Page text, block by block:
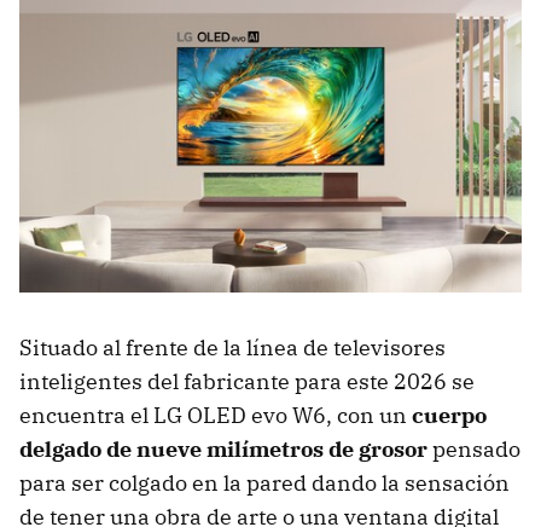
Situado al frente de la línea de televisores
inteligentes del fabricante para este 2026 se
encuentra el LG OLED evo W6, con un cuerpo
delgado de nueve milímetros de grosorpensado
para ser colgado en la pared dando la sensación
de tener una obra de arte o una ventana digital